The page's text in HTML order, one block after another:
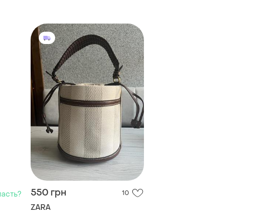
550 грн 10
ZARA